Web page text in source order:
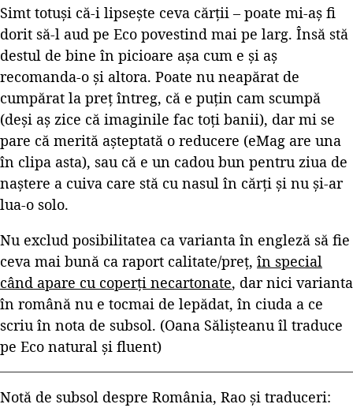
Simt totuși că-i lipsește ceva cărții – poate mi-aș fi
dorit să-l aud pe Eco povestind mai pe larg. Însă stă
destul de bine în picioare așa cum e și aș
recomanda-o și altora. Poate nu neapărat de
cumpărat la preț întreg, că e puțin cam scumpă
(deși aș zice că imaginile fac toți banii), dar mi se
pare că merită așteptată o reducere (eMag are una
în clipa asta), sau că e un cadou bun pentru ziua de
naștere a cuiva care stă cu nasul în cărți și nu și-ar
lua-o solo.
Nu exclud posibilitatea ca varianta în engleză să fie
ceva mai bună ca raport calitate/preț, în special
când apare cu coperți necartonate, dar nici varianta
în română nu e tocmai de lepădat, în ciuda a ce
scriu în nota de subsol. (Oana Sălișteanu îl traduce
pe Eco natural și fluent)
Notă de subsol despre România, Rao și traduceri: